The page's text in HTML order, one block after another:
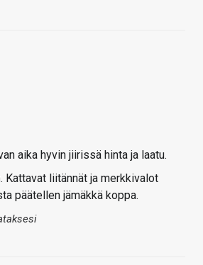
aika hyvin jiirissä hinta ja laatu.
Kattavat liitännät ja merkkivalot
päätellen jämäkkä koppa.